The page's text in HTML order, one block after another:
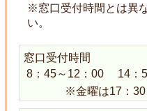
※窓口受付時間とは異
い。
窓口受付時間
8：45～12：00
14：
※金曜は17：30